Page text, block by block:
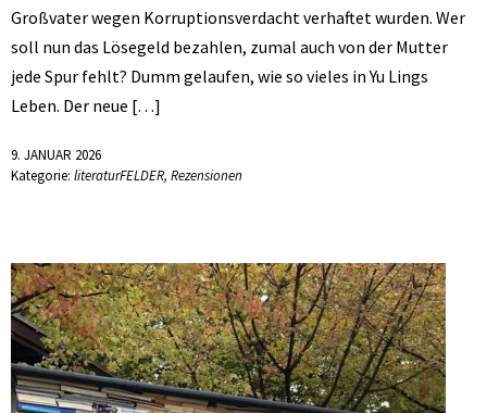
Großvater wegen Korruptionsverdacht verhaftet wurden. Wer
soll nun das Lösegeld bezahlen, zumal auch von der Mutter
jede Spur fehlt? Dumm gelaufen, wie so vieles in Yu Lings
Leben. Der neue […]
9. JANUAR 2026
Kategorie: literaturFELDER, Rezensionen